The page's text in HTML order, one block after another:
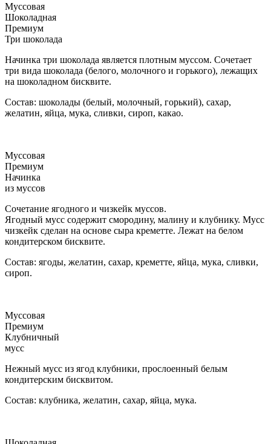
Муссовая
Шоколадная
Премиум
Три шоколада
Начинка три шоколада является плотным муссом. Сочетает
три вида шоколада (белого, молочного и горького), лежащих
на шоколадном бисквите.
Состав: шоколады (белый, молочный, горький), сахар,
желатин, яйца, мука, сливки, сироп, какао.
Муссовая
Премиум
Начинка
из муссов
Сочетание ягодного и чизкейк муссов.
Ягодный мусс содержит смородину, малину и клубнику. Мусс
чизкейк сделан на основе сыра креметте. Лежат на белом
кондитерском бисквите.
Состав: ягоды, желатин, сахар, креметте, яйца, мука, сливки,
сироп.
Муссовая
Премиум
Клубничный
мусс
Нежный мусс из ягод клубники, прослоенный белым
кондитерским бисквитом.
Состав: клубника, желатин, сахар, яйца, мука.